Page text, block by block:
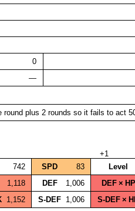
0
—
plus 2 rounds so it fails to act
+1
742 SPD 83 Level
1,118 DEF 1,006 DEF × HP
1,152 S‑DEF 1,006 S‑DEF ×